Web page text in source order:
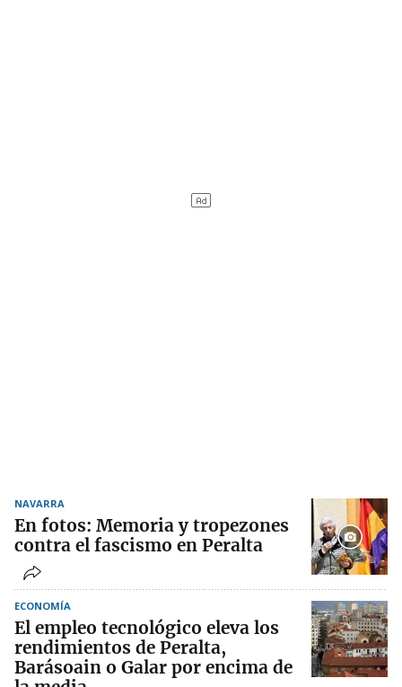
NAVARRA
En fotos: Memoria y tropezones
contra el fascismo en Peralta
ECONOMÍA
El empleo tecnológico eleva los
rendimientos de Peralta,
Barásoain o Galar por encima de